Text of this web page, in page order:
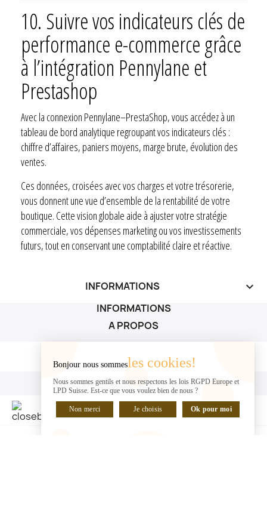
10. Suivre vos indicateurs clés de
performance e-commerce grâce
à l’intégration Pennylane et
Prestashop
Avec la connexion Pennylane–PrestaShop, vous accédez à un
tableau de bord analytique regroupant vos indicateurs clés :
chiffre d’affaires, paniers moyens, marge brute, évolution des
ventes.
Ces données, croisées avec vos charges et votre trésorerie,
vous donnent une vue d’ensemble de la rentabilité de votre
boutique. Cette vision globale aide à ajuster votre stratégie
commerciale, vos dépenses marketing ou vos investissements
futurs, tout en conservant une comptabilité claire et réactive.
INFORMATIONS keyboard_arrow_down
INFORMATIONS
A PROPOS
A PROPOS
VOTRE COMPTE
VOTRE COMPTE
Bonjour nous sommesles cookies!
Nous sommes gentils et nous respectons les lois RGPD Europe et
LPD Suisse. Est-ce que vous voulez bien de nous ?
Non merci Je choisis Ok pour moi
DISCUTER EN LIGNE